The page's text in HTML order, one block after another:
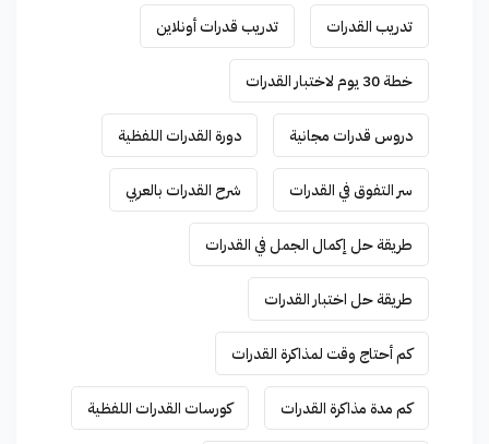
تدريب القدرات تدريب قدرات أونلاين
خطة 30 يوم لاختبار القدرات
دروس قدرات مجانية دورة القدرات اللفظية
سر التفوق في القدرات شرح القدرات بالعربي
طريقة حل إكمال الجمل في القدرات
طريقة حل اختبار القدرات
كم أحتاج وقت لمذاكرة القدرات
كم مدة مذاكرة القدرات كورسات القدرات اللفظية